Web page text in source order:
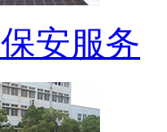
安服务